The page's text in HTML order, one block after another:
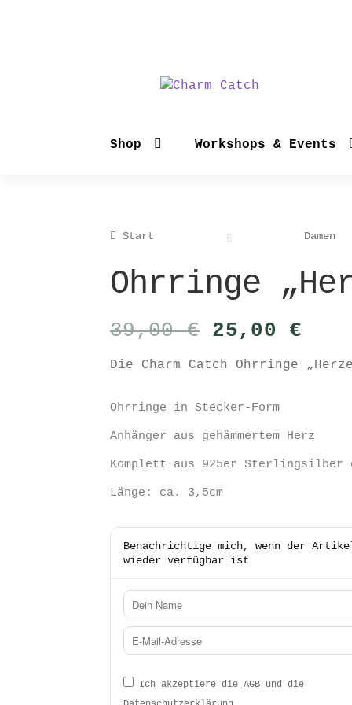
springen
springen
Shop Workshops & Events
Start Damen
Ohrringe
39,00€
war:
25,00 €
ist:
Die Charm Catch Ohrringe
Ohrringe in Stecker-Form
Anhänger aus gehämmertem Herz
Komplett aus 925er
Länge: ca. 3,5cm
Benachrichtige mich, wenn der
wieder verfügbar ist
Ich akzeptiere dieAGB und die